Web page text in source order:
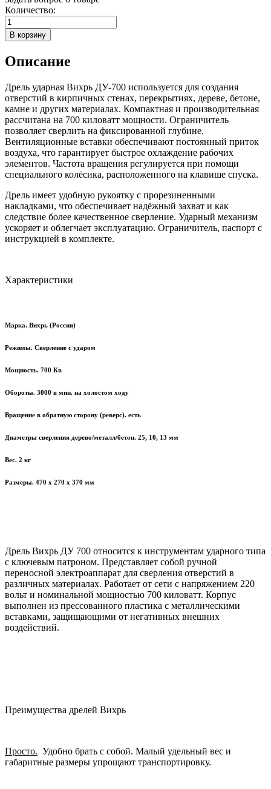
Количество:
Описание
Дрель ударная Вихрь ДУ-700 используется для создания
отверстий в кирпичных стенах, перекрытиях, дереве, бетоне,
камне и других материалах. Компактная и производительная
рассчитана на 700 киловатт мощности. Ограничитель
позволяет сверлить на фиксированной глубине.
Вентиляционные вставки обеспечивают постоянный приток
воздуха, что гарантирует быстрое охлаждение рабочих
элементов. Частота вращения регулируется при помощи
специального колёсика, расположенного на клавише спуска.
Дрель имеет удобную рукоятку с прорезиненными
накладками, что обеспечивает надёжный захват и как
следствие более качественное сверление. Ударный механизм
ускоряет и облегчает эксплуатацию. Ограничитель, паспорт с
инструкцией в комплекте.
Характеристики
Марка. Вихрь (Россия)
Режимы. Сверление с ударом
Мощность. 700 Кв
Обороты. 3000 в мин. на холостом ходу
Вращение в обратную сторону (реверс). есть
Диаметры сверления дерево/металл/бетон. 25, 10, 13 мм
Вес. 2 кг
Размеры. 470 x 270 x 370 мм
Дрель Вихрь ДУ 700 относится к инструментам ударного типа
с ключевым патроном. Представляет собой ручной
переносной электроаппарат для сверления отверстий в
различных материалах. Работает от сети с напряжением 220
вольт и номинальной мощностью 700 киловатт. Корпус
выполнен из прессованного пластика с металлическими
вставками, защищающими от негативных внешних
воздействий.
Преимущества дрелей Вихрь
Просто. Удобно брать с собой. Малый удельный вес и
габаритные размеры упрощают транспортировку.